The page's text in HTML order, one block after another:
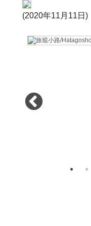
(2020年11月11日)